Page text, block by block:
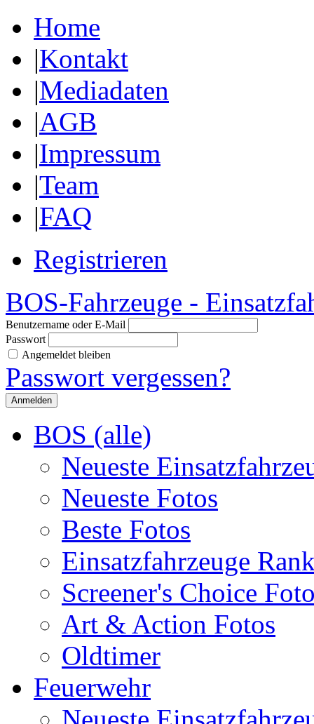
Home
|Kontakt
|Mediadaten
|AGB
|Impressum
|Team
|FAQ
Registrieren
BOS-Fahrzeuge -
Benutzername oder E-Mail
Passwort
Angemeldet bleiben
Passwort vergessen?
BOS (alle)
Neueste
Neueste Fotos
Beste Fotos
Einsatzfahrzeuge
Screener's Choice
Art & Action Fotos
Oldtimer
Feuerwehr